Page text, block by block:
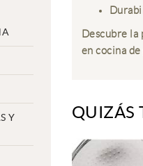
Y
Descubre
en cocina
QUIZÁS